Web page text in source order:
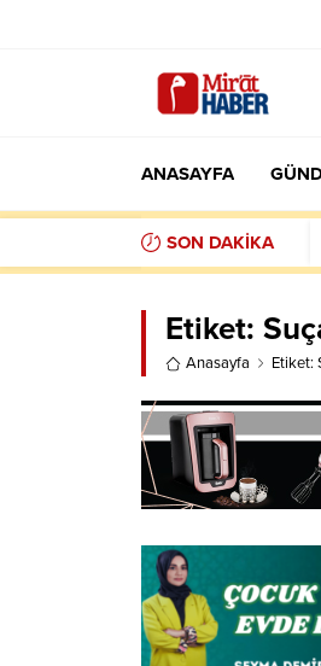
ANASAYFA
SON DAKİKA
Etiket:
Anasayfa Etiket: